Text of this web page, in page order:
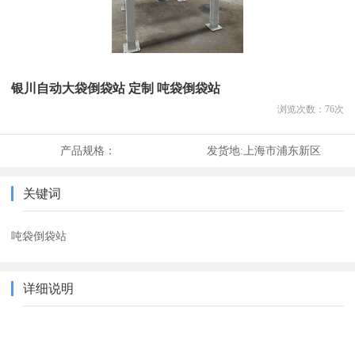
银川自动大袋倒袋站 定制 吨袋倒袋站
浏览次数： 76次
产品规格： 发货地: 上海市浦东新区
关键词
吨袋倒袋站
详细说明